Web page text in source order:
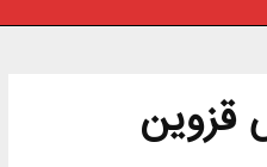
قزوین